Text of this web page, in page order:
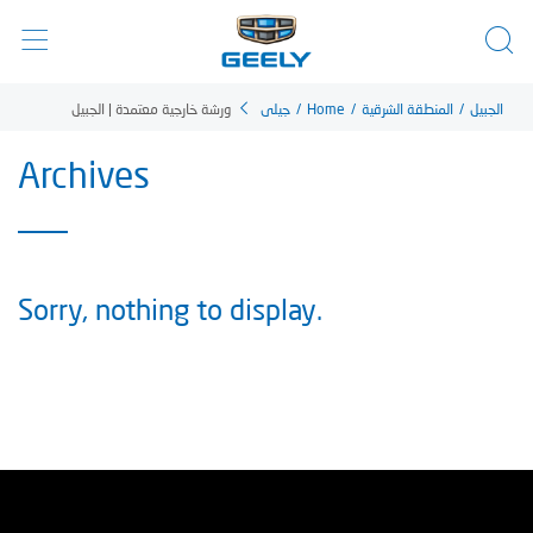
ورشة خارجية معتمدة | الجبيل جيلي / Home / المنطقة الشرقية / الجبيل
Archives
Sorry, nothing to display.